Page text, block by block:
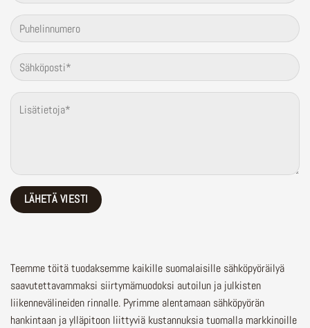
Teemme töitä tuodaksemme kaikille suomalaisille sähköpyöräilyä
saavutettavammaksi siirtymämuodoksi autoilun ja julkisten
liikennevälineiden rinnalle. Pyrimme alentamaan sähköpyörän
hankintaan ja ylläpitoon liittyviä kustannuksia tuomalla markkinoille